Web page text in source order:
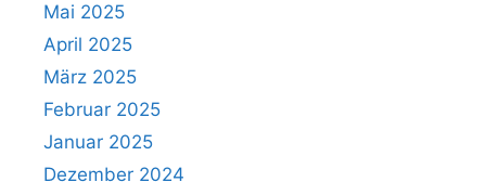
Verein
Mai 2025
April 2025
März 2025
Februar 2025
Januar 2025
Dezember 2024